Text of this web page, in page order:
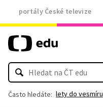
portály České televize
Často hledáte: lety do vesmíru